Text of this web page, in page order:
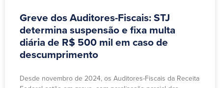
Greve dos Auditores-Fiscais: STJ
determina suspensão e fixa multa
diária de R$ 500 mil em caso de
descumprimento
Desde novembro de 2024, os Auditores-Fiscais da Receita